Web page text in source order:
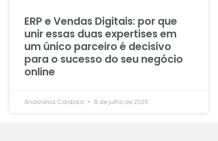
ERP e Vendas Digitais: por que
unir essas duas expertises em
um único parceiro é decisivo
para o sucesso do seu negócio
online
Anaivania Cardoso 8 de julho de 2025